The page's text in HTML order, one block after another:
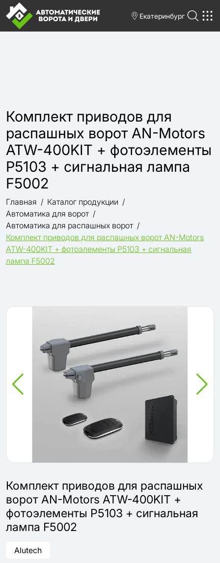
Екатеринбург
Комплект приводов для
распашных ворот AN-Motors
ATW-400KIT + фотоэлементы
P5103 + сигнальная лампа
F5002
Главная
Каталог продукции
Автоматика для ворот
Автоматика для распашных ворот
Комплект приводов для распашных ворот AN-Motors
ATW-400KIT + фотоэлементы P5103 + сигнальная
лампа F5002
Комплект приводов для распашных
ворот AN-Motors ATW-400KIT +
фотоэлементы P5103 + сигнальная
лампа F5002
Alutech